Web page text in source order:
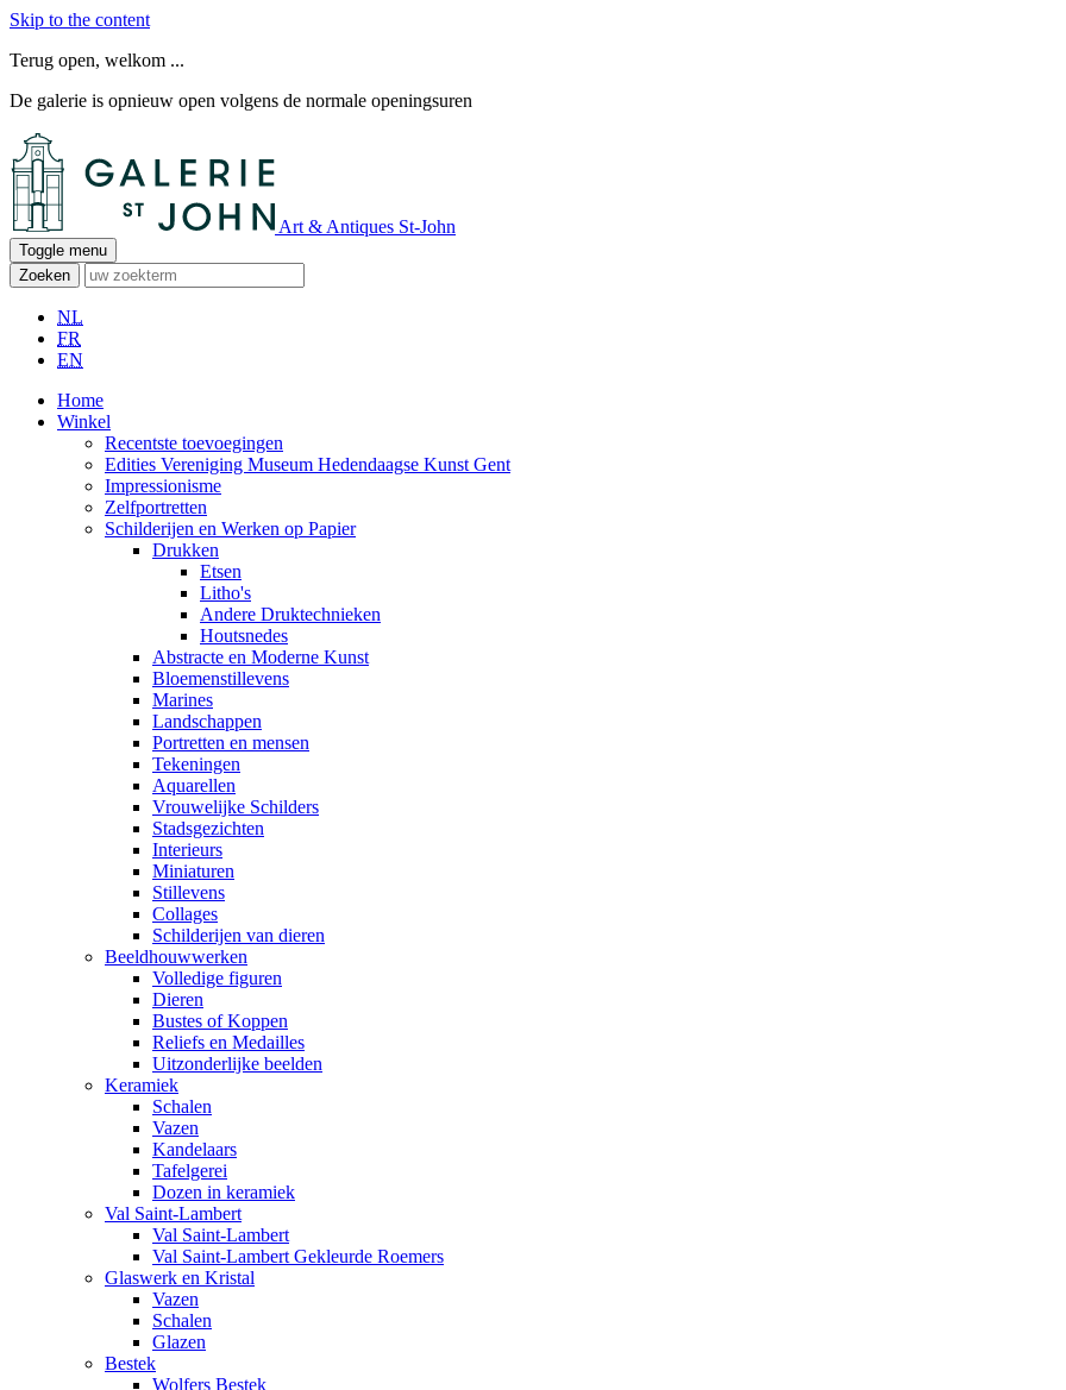
Skip to the content
Terug open, welkom ...
De galerie is opnieuw open volgens de normale openingsuren
Art & Antiques St-John
Toggle menu
Zoeken
NL
FR
EN
Home
Winkel
Recentste toevoegingen
Edities Vereniging Museum Hedendaagse Kunst Gent
Impressionisme
Zelfportretten
Schilderijen en Werken op Papier
Drukken
Etsen
Litho's
Andere Druktechnieken
Houtsnedes
Abstracte en Moderne Kunst
Bloemenstillevens
Marines
Landschappen
Portretten en mensen
Tekeningen
Aquarellen
Vrouwelijke Schilders
Stadsgezichten
Interieurs
Miniaturen
Stillevens
Collages
Schilderijen van dieren
Beeldhouwwerken
Volledige figuren
Dieren
Bustes of Koppen
Reliefs en Medailles
Uitzonderlijke beelden
Keramiek
Schalen
Vazen
Kandelaars
Tafelgerei
Dozen in keramiek
Val Saint-Lambert
Val Saint-Lambert
Val Saint-Lambert Gekleurde Roemers
Glaswerk en Kristal
Vazen
Schalen
Glazen
Bestek
Wolfers Bestek